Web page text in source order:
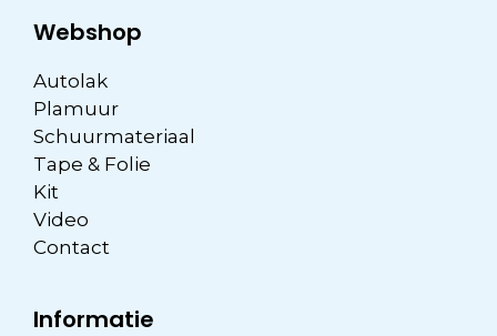
Webshop
Autolak
Plamuur
Schuurmateriaal
Tape & Folie
Kit
Video
Contact
Informatie